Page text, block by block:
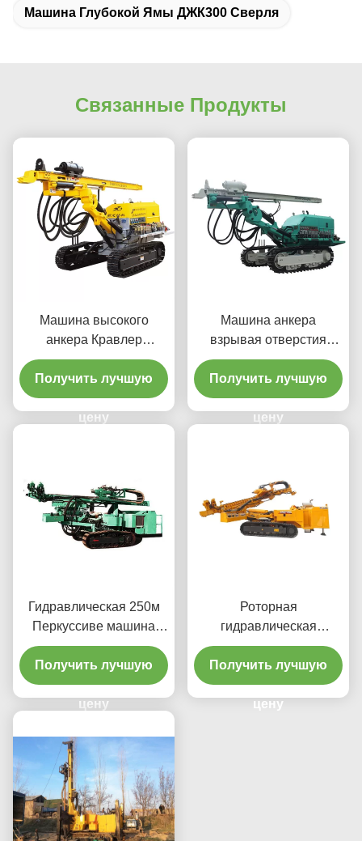
Машина Глубокой Ямы ДЖК300 Сверля
Связанные Продукты
Машина высокого
анкера Кравлер
воздушного давления
ДТХ сверля
Получить лучшую
цену
Машина анкера
взрывая отверстия
Кравлер конструкции
сверля
Получить лучшую
цену
Гидравлическая 250м
Перкуссиве машина
земного анкера сверля
Получить лучшую
цену
Роторная
гидравлическая
буровая установка
анкера Кравлер
СМЗ130
Получить лучшую
цену